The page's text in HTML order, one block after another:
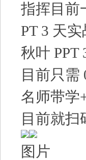
指挥目前
PT 3 天实
秋叶 PPT
目前只需
名师带学
目前就扫
图片